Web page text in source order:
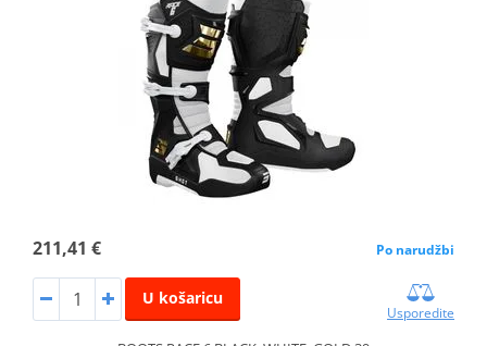
211,41 € Po narudžbi
U košaricu
Usporedite